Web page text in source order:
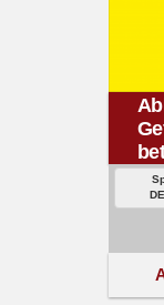
DE